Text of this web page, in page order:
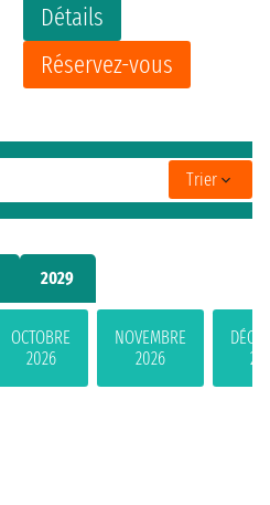
2029
OCTOBRE
2026
NOVEMBRE
2026
Détails
Réservez-vous
Trier